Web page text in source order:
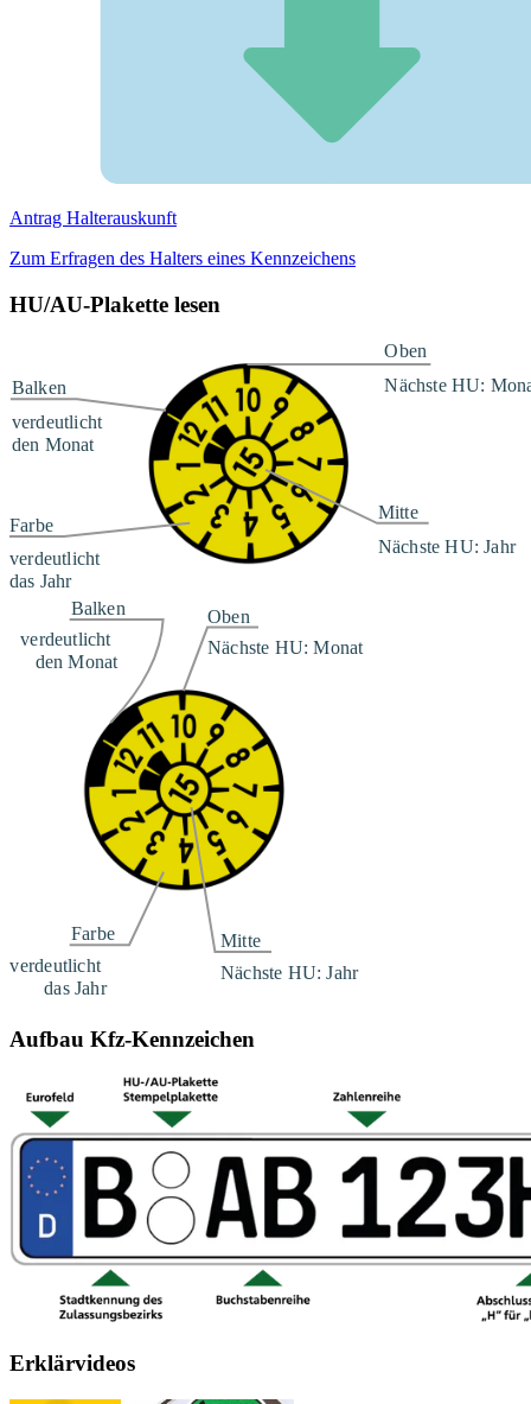
Antrag Halterauskunft
Zum Erfragen des Halters eines Kennzeichens
HU/AU-Plakette lesen
Aufbau Kfz-Kennzeichen
Erklärvideos